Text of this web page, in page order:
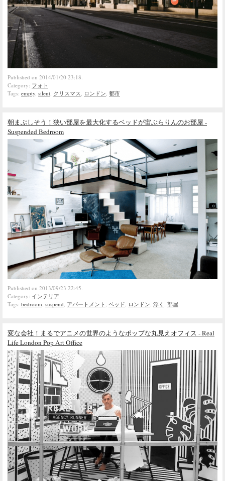
Published on 2014/01/20 23:18.
Category: フォト
Tags: empty silent クリスマス ロンドン 都市
朝まぶしそう！狭い部屋を最大化するベッドが宙ぶらりんのお部屋 -
Suspended Bedroom
Published on 2013/09/23 22:45.
Category: インテリア
Tags: bedroom suspend アパートメント ベッド ロンドン 浮く 部屋
変な会社！まるでアニメの世界のようなポップな丸見えオフィス - Real
Life London Pop Art Office